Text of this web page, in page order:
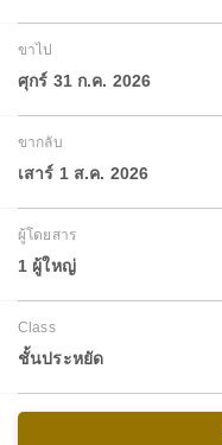
ขาไป
ศุกร์ 31 ก.ค. 2026
ขากลับ
เสาร์ 1 ส.ค. 2026
ผู้โดยสาร
1 ผู้ใหญ่
Class
ชั้นประหยัด